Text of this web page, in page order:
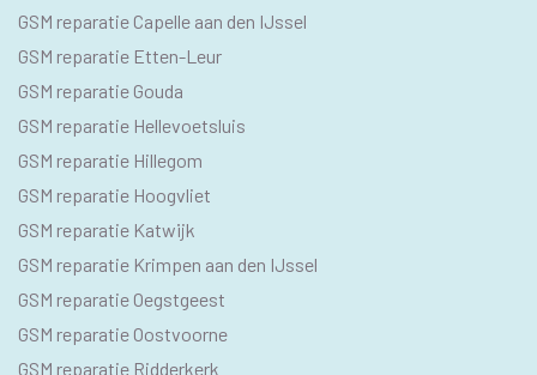
GSM reparatie Capelle aan den IJssel
GSM reparatie Etten-Leur
GSM reparatie Gouda
GSM reparatie Hellevoetsluis
GSM reparatie Hillegom
GSM reparatie Hoogvliet
GSM reparatie Katwijk
GSM reparatie Krimpen aan den IJssel
GSM reparatie Oegstgeest
GSM reparatie Oostvoorne
GSM reparatie Ridderkerk